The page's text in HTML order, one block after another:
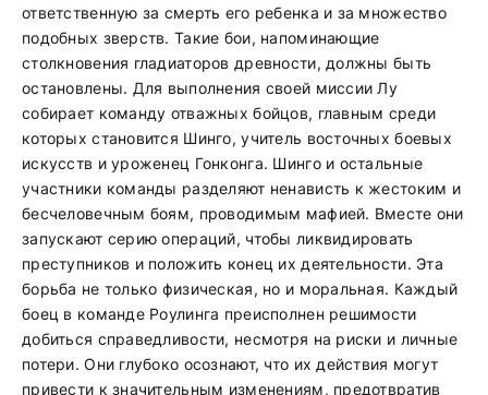
ответственную за смерть его ребенка и за множество
подобных зверств. Такие бои, напоминающие
столкновения гладиаторов древности, должны быть
остановлены. Для выполнения своей миссии Лу
собирает команду отважных бойцов, главным среди
которых становится Шинго, учитель восточных боевых
искусств и уроженец Гонконга. Шинго и остальные
участники команды разделяют ненависть к жестоким и
бесчеловечным боям, проводимым мафией. Вместе они
запускают серию операций, чтобы ликвидировать
преступников и положить конец их деятельности. Эта
борьба не только физическая, но и моральная. Каждый
боец в команде Роулинга преисполнен решимости
добиться справедливости, несмотря на риски и личные
потери. Они глубоко осознают, что их действия могут
привести к значительным изменениям, предотвратив